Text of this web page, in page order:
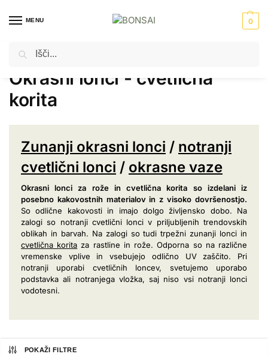
MENU 0
Domov / Okrasni lonci - cvetlična korita
Okrasni lonci - cvetlična
korita
Zunanji okrasni lonci / notranji
cvetlični lonci / okrasne vaze
Okrasni lonci za rože in cvetlična korita so izdelani iz
posebno kakovostnih materialov in z visoko dovršenostjo.
So odlične kakovosti in imajo dolgo življensko dobo. Na
zalogi so notranji cvetlični lonci v priljubljenih trendovskih
oblikah in barvah. Na zalogi so tudi trpežni zunanji lonci in
cvetlična korita za rastline in rože. Odporna so na različne
vremenske vplive in vsebujejo odlično UV zaščito. Pri
notranji uporabi cvetličnih loncev, svetujemo uporabo
podstavka ali notranjega vložka, saj niso vsi notranji lonci
vodotesni.
POKAŽI FILTRE